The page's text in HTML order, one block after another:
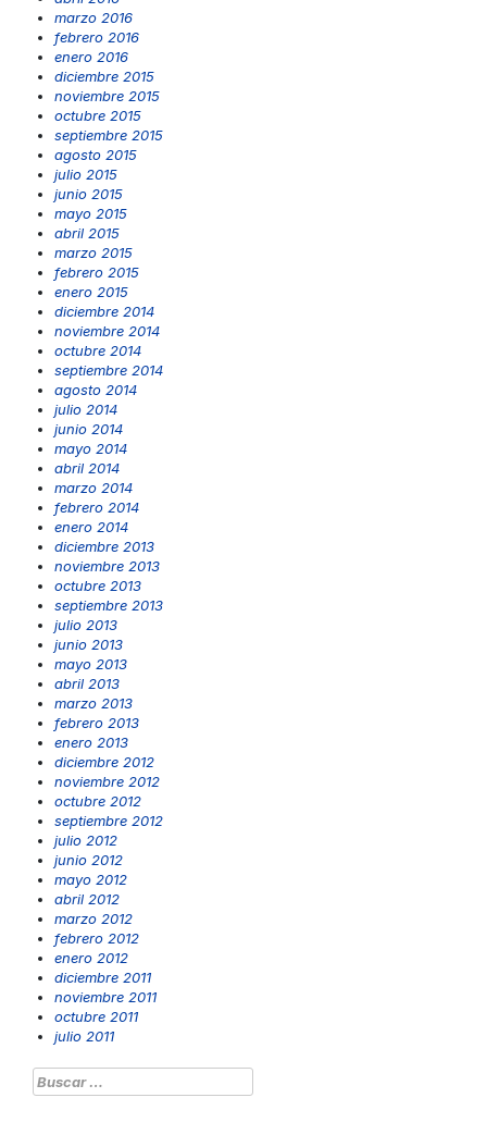
marzo 2016
febrero 2016
enero 2016
diciembre 2015
noviembre 2015
octubre 2015
septiembre 2015
agosto 2015
julio 2015
junio 2015
mayo 2015
abril 2015
marzo 2015
febrero 2015
enero 2015
diciembre 2014
noviembre 2014
octubre 2014
septiembre 2014
agosto 2014
julio 2014
junio 2014
mayo 2014
abril 2014
marzo 2014
febrero 2014
enero 2014
diciembre 2013
noviembre 2013
octubre 2013
septiembre 2013
julio 2013
junio 2013
mayo 2013
abril 2013
marzo 2013
febrero 2013
enero 2013
diciembre 2012
noviembre 2012
octubre 2012
septiembre 2012
julio 2012
junio 2012
mayo 2012
abril 2012
marzo 2012
febrero 2012
enero 2012
diciembre 2011
noviembre 2011
octubre 2011
julio 2011
Buscar: